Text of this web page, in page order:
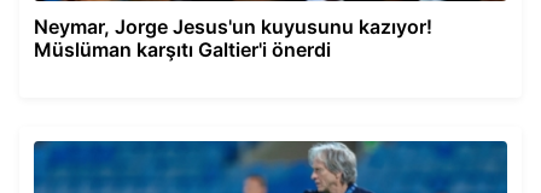
Neymar, Jorge Jesus'un kuyusunu kazıyor!
Müslüman karşıtı Galtier'i önerdi